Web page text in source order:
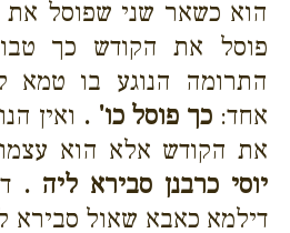
הוא כשאר שני שפוסל את
פוסל את הקודש כך
התרומה הנוגע בו טמא
אחד: כך פוסל כו' . ואין
את הקודש אלא הוא
יוסי כרבנן סבירא ליה .
דילמא כאבא שאול סבירא